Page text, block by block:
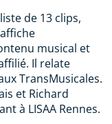
de 13 clips,
musical et
Il relate
TransMusicales.
et Richard
à LISAA Rennes.